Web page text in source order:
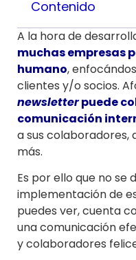
Contenido
A la hora de
muchas empresas
humano,
clientes y/o socios.
newsletterpuede
comunicación
a sus colaboradores,
más.
Es por ello que no se
implementación de
puedes ver, cuenta
una comunicación
y colaboradores